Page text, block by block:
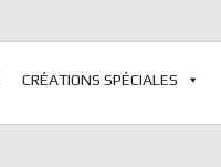
CRÉATIONS SPÉCIALES